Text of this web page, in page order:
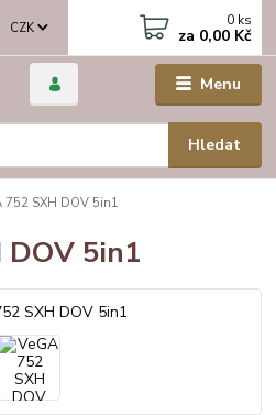
Menu
CZK
Hledat
0 ks
za 0,00 Kč
752 SXH DOV 5in1
DOV 5in1